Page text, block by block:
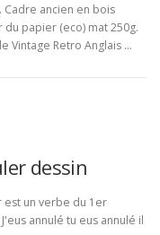
ancien en bois
papier (eco) mat 250g.
Vintage Retro Anglais …
dessin
est un verbe du 1er
annulé tu eus annulé il